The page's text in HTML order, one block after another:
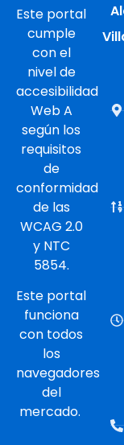
Este portal
cumple
con el
nivel de
accesibilidad
Web A
según los
requisitos
de
conformidad
de las
WCAG 2.0
y NTC
5854.
Este portal
funciona
con todos
los
navegadores
del
mercado.